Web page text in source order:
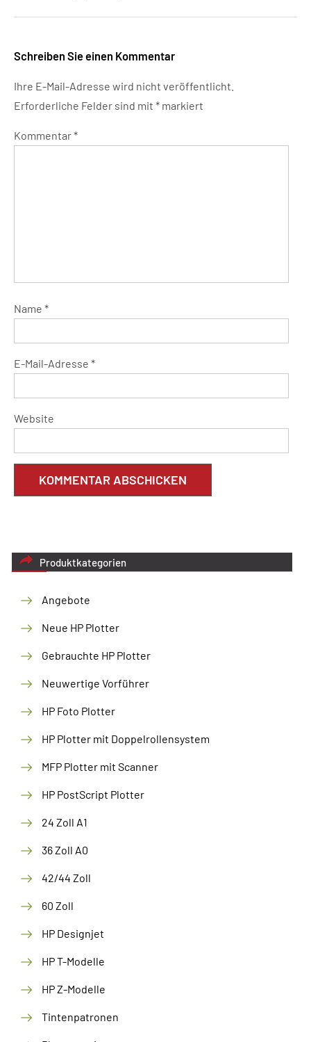
Schreiben Sie einen Kommentar
Ihre E-Mail-Adresse wird nicht veröffentlicht.
Erforderliche Felder sind mit * markiert
Kommentar*
Name *
E-Mail-Adresse *
Website
Produktkategorien
Angebote
Neue HP Plotter
Gebrauchte HP Plotter
Neuwertige Vorführer
HP Foto Plotter
HP Plotter mit Doppelrollensystem
MFP Plotter mit Scanner
HP PostScript Plotter
24 Zoll A1
36 Zoll A0
42/44 Zoll
60 Zoll
HP Designjet
HP T-Modelle
HP Z-Modelle
Tintenpatronen